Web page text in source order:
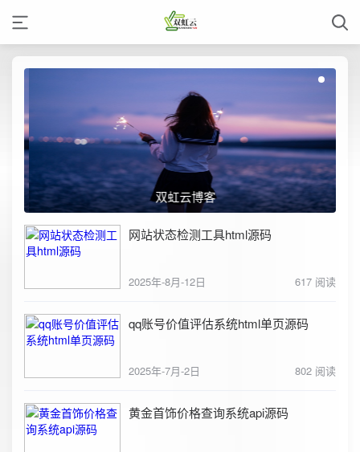
双虹云博客
网站状态检测工具html源码
2025年-8月-12日 617 阅读
qq账号价值评估系统html单页源码
2025年-7月-2日 802 阅读
黄金首饰价格查询系统api源码